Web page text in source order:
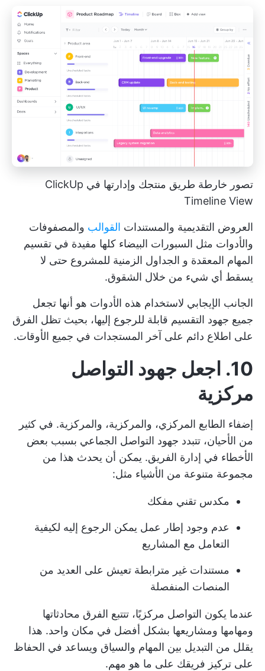
تصور خارطة طريق منتجك وإدارتها في ClickUp
Timeline View
العروض التقديمية والمستندات القوالب والمصفوفات
والأدوات مثل السبورات البيضاء كلها مفيدة في تقسيم
المهام المعقدة و الجداول الزمنية للمشروع حتى لا
يسقط أي شيء من خلال الشقوق.
الجانب الإيجابي لاستخدام هذه الأدوات هو أنها تجعل
جميع جهود التقسيم قابلة للرجوع إليها، بحيث تظل الفرق
على اطلاع دائم على آخر المستجدات في جميع الأوقات.
10. اجعل جهود التواصل
مركزية
إضفاء الطابع المركزي، والمركزية، والمركزية. في كثير
من الأحيان، تتبدد جهود التواصل الجماعي بسبب بعض
الأخطاء في إدارة الفريق. يمكن أن يحدث هذا من
مجموعة متنوعة من الأشياء مثل:
مكدس تقني مفكك
عدم وجود إطار عمل يمكن الرجوع إليه لكيفية
التعامل مع المشاريع
مستندات غير مترابطة تعيش على العديد من
المنصات المنفصلة
عندما يكون التواصل مركزيًا، تتتبع الفرق محادثاتها
ومهامها ومشاريعها بشكل أفضل في مكان واحد. هذا
يقلل من التبديل بين المهام والسياق ويساعد في الحفاظ
على تركيز فريقك على ما هو مهم.